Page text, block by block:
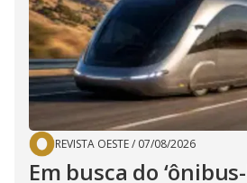
REVISTA OESTE/ 07/08/2026
Em busca do